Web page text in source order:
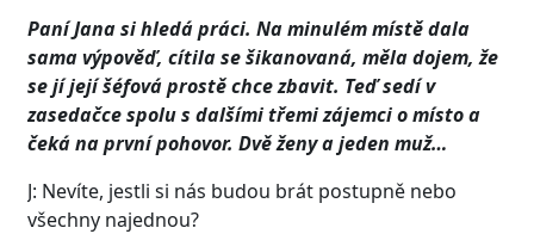
Paní Jana si hledá práci. Na minulém místě dala
sama výpověď, cítila se šikanovaná, měla dojem, že
se jí její šéfová prostě chce zbavit. Teď sedí v
zasedačce spolu s dalšími třemi zájemci o místo a
čeká na první pohovor. Dvě ženy a jeden muž…
J: Nevíte, jestli si nás budou brát postupně nebo
všechny najednou?